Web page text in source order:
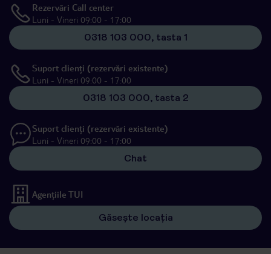
Rezervări Call center
Luni - Vineri 09:00 - 17:00
0318 103 000, tasta 1
Suport clienți (rezervări existente)
Luni - Vineri 09:00 - 17:00
0318 103 000, tasta 2
Suport clienți (rezervări existente)
Luni - Vineri 09:00 - 17:00
Chat
Agențiile TUI
Găsește locația